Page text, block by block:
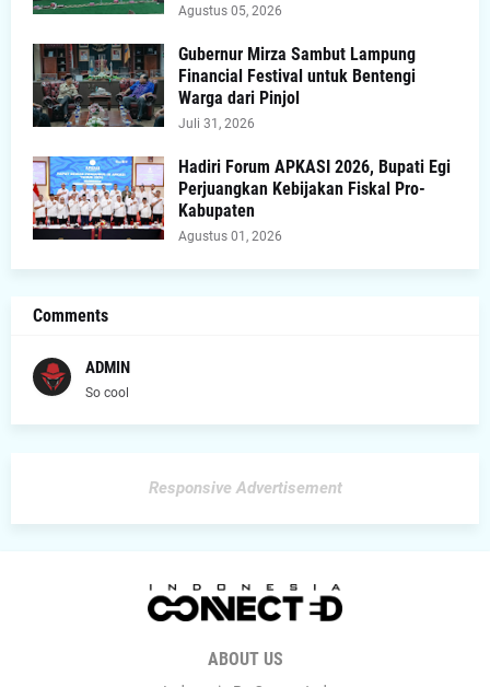
Agustus 05, 2026
Gubernur Mirza Sambut Lampung
Financial Festival untuk Bentengi
Warga dari Pinjol
Juli 31, 2026
Hadiri Forum APKASI 2026, Bupati Egi
Perjuangkan Kebijakan Fiskal Pro-
Kabupaten
Agustus 01, 2026
Comments
ADMIN
So cool
Responsive Advertisement
ABOUT US